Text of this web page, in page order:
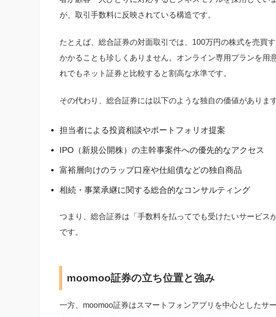
が、取引手数料に反映されている構造です。
たとえば、総合証券の対面取引では、100万円の株式を売買
かかることも珍しくありません。オンライン専用プランを用
れでもネット証券と比較すると割高な水準です。
その代わり、総合証券には以下のような独自の価値があります
担当者による投資相談やポートフォリオ提案
IPO（新規公開株）の主幹事案件への優先的なアクセス
富裕層向けのラップ口座や仕組債などの独自商品
相続・事業承継に関する総合的なコンサルティング
つまり、総合証券は「手数料を払ってでも受けたいサービス
です。
moomoo証券の立ち位置と強み
一方、moomoo証券はスマートフォンアプリを中心としたサ